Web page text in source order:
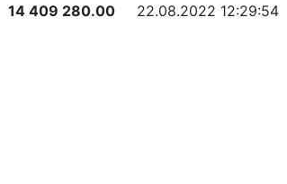
14 409 280.00 22.08.2022 12:29:54